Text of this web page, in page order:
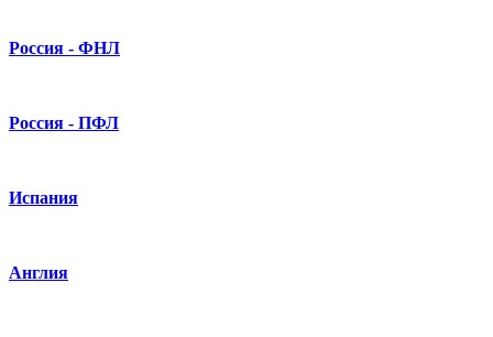
Россия - ФНЛ
Россия - ПФЛ
Испания
Англия